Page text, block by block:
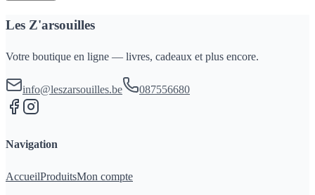
Les Z'arsouilles
Votre boutique en ligne — livres, cadeaux et plus encore.
info@leszarsouilles.be 087556680
Navigation
AccueilProduitsMon compte